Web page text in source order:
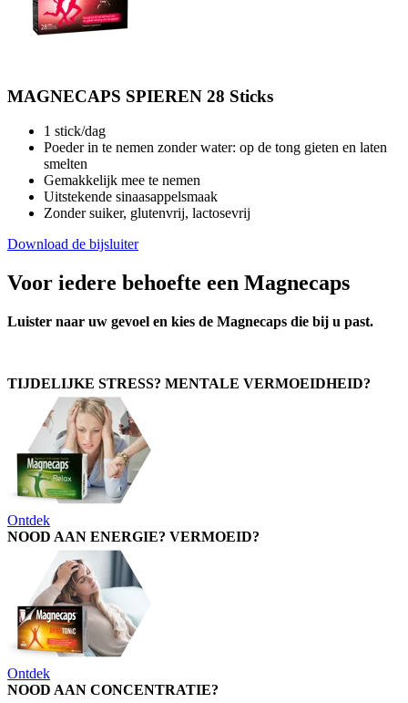
MAGNECAPS SPIEREN 28 Sticks
1 stick/dag
Poeder in te nemen zonder water: op de tong gieten en laten
smelten
Gemakkelijk mee te nemen
Uitstekende sinaasappelsmaak
Zonder suiker, glutenvrij, lactosevrij
Download de bijsluiter
Voor iedere behoefte een Magnecaps
Luister naar uw gevoel en kies de Magnecaps die bij u past.
TIJDELIJKE STRESS? MENTALE VERMOEIDHEID?
Ontdek
NOOD AAN ENERGIE? VERMOEID?
Ontdek
NOOD AAN CONCENTRATIE?